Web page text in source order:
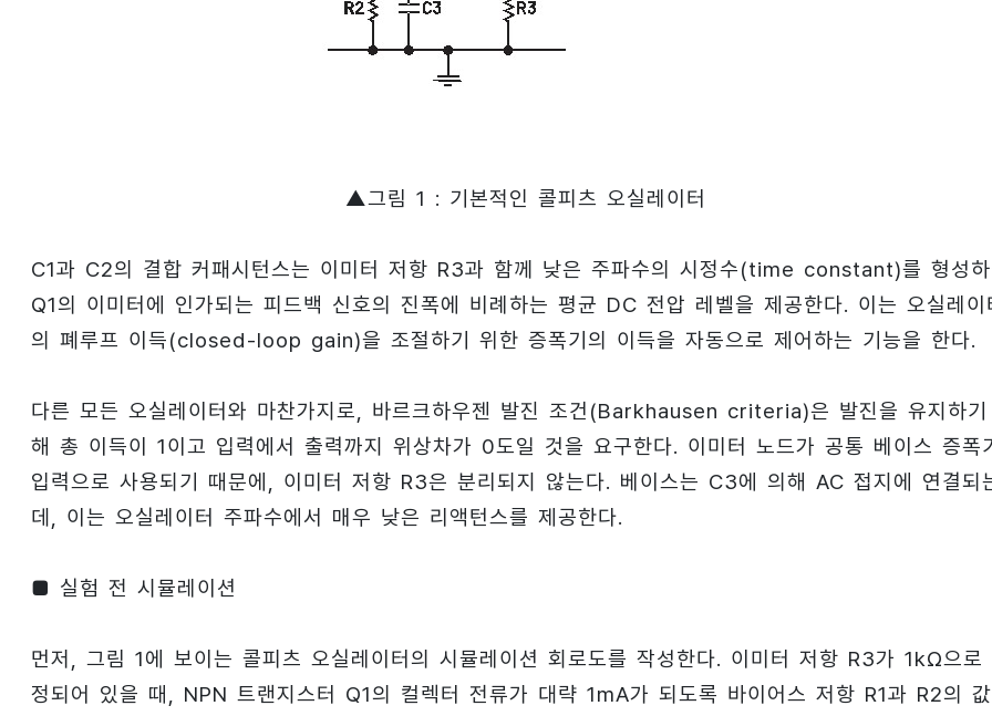
▲그림 1 : 기본적인 콜피츠 오실레이터
C1과 C2의 결합 커패시턴스는 이미터 저항 R3과 함께 낮은 주파수의 시정수(time constant)를 형성
Q1의 이미터에 인가되는 피드백 신호의 진폭에 비례하는 평균 DC 전압 레벨을 제공한다. 이는 오실레이
의 폐루프 이득(closed-loop gain)을 조절하기 위한 증폭기의 이득을 자동으로 제어하는 기능을 한다.
다른 모든 오실레이터와 마찬가지로, 바르크하우젠 발진 조건(Barkhausen criteria)은 발진을 유지하
해 총 이득이 1이고 입력에서 출력까지 위상차가 0도일 것을 요구한다. 이미터 노드가 공통 베이스 증폭
입력으로 사용되기 때문에, 이미터 저항 R3은 분리되지 않는다. 베이스는 C3에 의해 AC 접지에 연결되
데, 이는 오실레이터 주파수에서 매우 낮은 리액턴스를 제공한다.
■ 실험 전 시뮬레이션
먼저, 그림 1에 보이는 콜피츠 오실레이터의 시뮬레이션 회로도를 작성한다. 이미터 저항 R3가 1kΩ으로
정되어 있을 때, NPN 트랜지스터 Q1의 컬렉터 전류가 대략 1mA가 되도록 바이어스 저항 R1과 R2의